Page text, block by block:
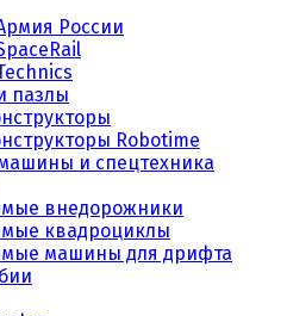
России
пазлы
Robotime
и спецтехника
внедорожники
квадроциклы
машины для дрифта